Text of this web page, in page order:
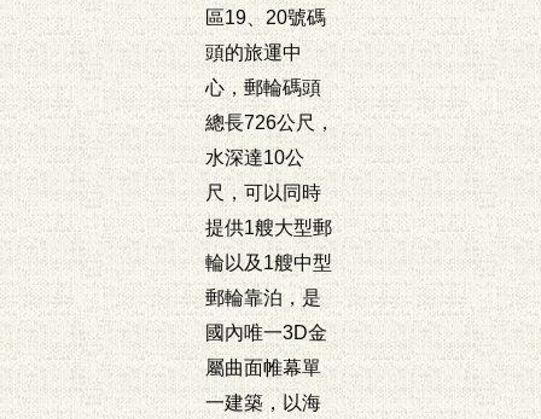
區19、20號碼
頭的旅運中
心，郵輪碼頭
總長726公尺，
水深達10公
尺，可以同時
提供1艘大型郵
輪以及1艘中型
郵輪靠泊，是
國內唯一3D金
屬曲面帷幕單
一建築，以海